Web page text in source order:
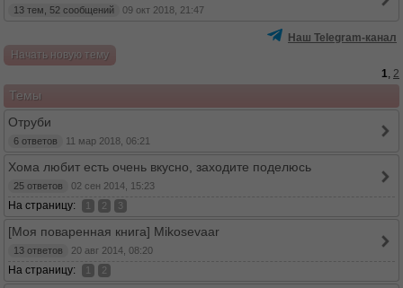
13 тем, 52 сообщений 09 окт 2018, 21:47
Наш Telegram-канал
Начать новую тему
1, 2
Темы
Отруби
6 ответов 11 мар 2018, 06:21
Хома любит есть очень вкусно, заходите поделюсь
25 ответов 02 сен 2014, 15:23
На страницу: 1 2 3
[Моя поваренная книга] Mikosevaar
13 ответов 20 авг 2014, 08:20
На страницу: 1 2